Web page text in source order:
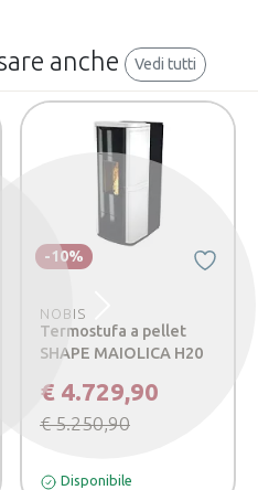
anche Vedi tutti
NOBIS
Termostufa a pellet
SHAPE MAIOLICA H20
€ 4.729,90
€ 5.250,90
-10%
Disponibile